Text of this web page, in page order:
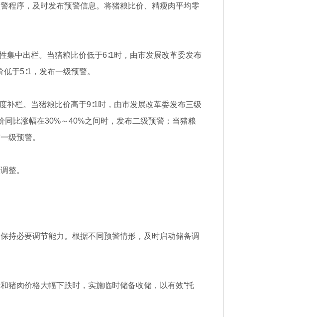
程序，及时发布预警信息。将猪粮比价、精瘦肉平均零
集中出栏。当猪粮比价低于6∶1时，由市发展改革委发布
于5∶1，发布一级预警。
栏。当猪粮比价高于9∶1时，由市发展改革委发布三级
同比涨幅在30%～40%之间时，发布二级预警；当猪粮
级预警。
整。
持必要调节能力。根据不同预警情形，及时启动储备调
猪肉价格大幅下跌时，实施临时储备收储，以有效“托